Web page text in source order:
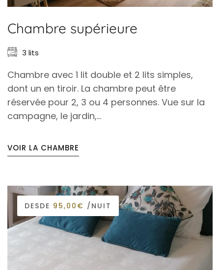
Chambre supérieure
3 lits
Chambre avec 1 lit double et 2 lits simples,
dont un en tiroir. La chambre peut être
réservée pour 2, 3 ou 4 personnes. Vue sur la
campagne, le jardin,...
VOIR LA CHAMBRE
DESDE 95,00€ /NUIT